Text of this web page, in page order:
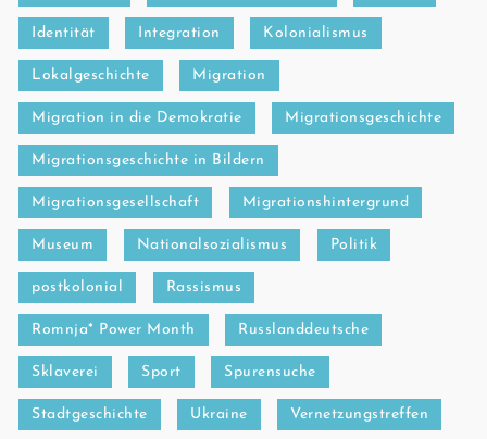
Identität Integration Kolonialismus
Lokalgeschichte Migration
Migration in die Demokratie Migrationsgeschichte
Migrationsgeschichte in Bildern
Migrationsgesellschaft Migrationshintergrund
Museum Nationalsozialismus Politik
postkolonial Rassismus
Romnja* Power Month Russlanddeutsche
Sklaverei Sport Spurensuche
Stadtgeschichte Ukraine Vernetzungstreffen